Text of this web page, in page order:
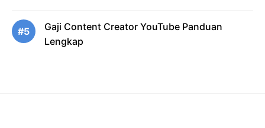
#5
Gaji Content Creator YouTube Panduan
Lengkap